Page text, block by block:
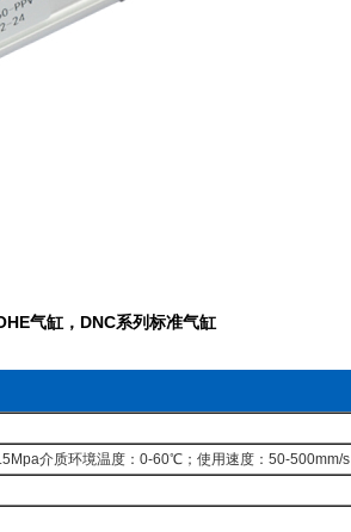
气缸，DNC系列标准气缸
介质环境温度：0-60℃；使用速度：50-500mm/s